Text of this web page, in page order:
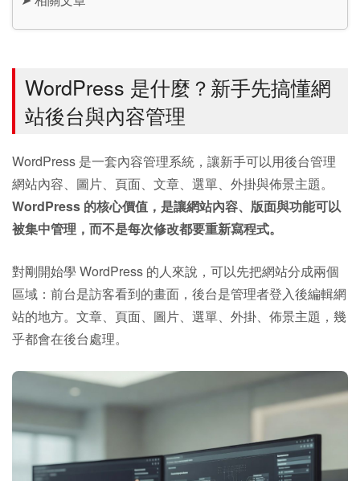
WordPress 是什麼？新手先搞懂網
站後台與內容管理
WordPress 是一套內容管理系統，讓新手可以用後台管理
網站內容、圖片、頁面、文章、選單、外掛與佈景主題。
WordPress 的核心價值，是讓網站內容、版面與功能可以
被集中管理，而不是每次修改都要重新寫程式。
對剛開始學 WordPress 的人來說，可以先把網站分成兩個
區域：前台是訪客看到的畫面，後台是管理者登入後編輯網
站的地方。文章、頁面、圖片、選單、外掛、佈景主題，幾
乎都會在後台處理。